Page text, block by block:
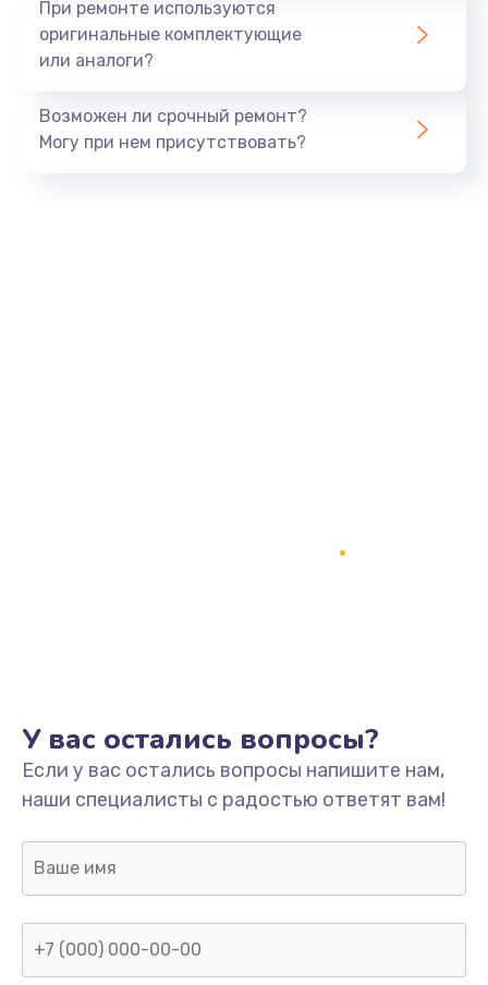
При ремонте используются
оригинальные комплектующие
или аналоги?
Возможен ли срочный ремонт?
Могу при нем присутствовать?
У вас остались вопросы?
Если у вас остались вопросы напишите нам,
наши специалисты с радостью ответят вам!